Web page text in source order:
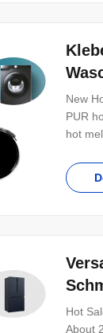
New
PUR
hot
Hot
About